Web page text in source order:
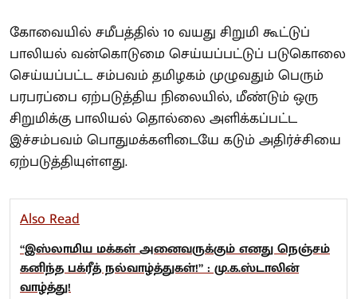
கோவையில் சமீபத்தில் 10 வயது சிறுமி கூட்டுப்
பாலியல் வன்கொடுமை செய்யப்பட்டுப் படுகொலை
செய்யப்பட்ட சம்பவம் தமிழகம் முழுவதும் பெரும்
பரபரப்பை ஏற்படுத்திய நிலையில், மீண்டும் ஒரு
சிறுமிக்கு பாலியல் தொல்லை அளிக்கப்பட்ட
இச்சம்பவம் பொதுமக்களிடையே கடும் அதிர்ச்சியை
ஏற்படுத்தியுள்ளது.
Also Read
“இஸ்லாமிய மக்கள் அனைவருக்கும் எனது நெஞ்சம்
கனிந்த பக்ரீத் நல்வாழ்த்துகள்!” : மு.க.ஸ்டாலின்
வாழ்த்து!